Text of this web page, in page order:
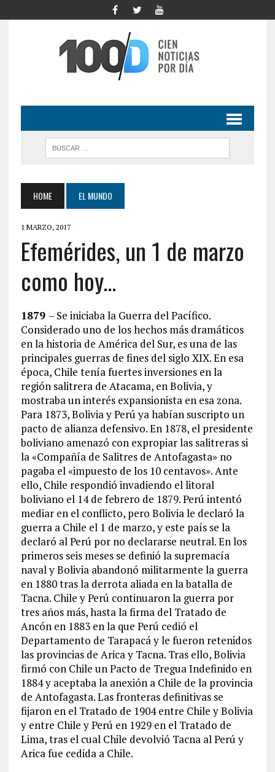
HOME EL MUNDO
1 MARZO, 2017
Efemérides, un 1 de marzo
como hoy…
1879 – Se iniciaba la Guerra del Pacífico.
Considerado uno de los hechos más dramáticos
en la historia de América del Sur, es una de las
principales guerras de fines del siglo XIX. En esa
época, Chile tenía fuertes inversiones en la
región salitrera de Atacama, en Bolivia, y
mostraba un interés expansionista en esa zona.
Para 1873, Bolivia y Perú ya habían suscripto un
pacto de alianza defensivo. En 1878, el presidente
boliviano amenazó con expropiar las salitreras si
la «Compañía de Salitres de Antofagasta» no
pagaba el «impuesto de los 10 centavos». Ante
ello, Chile respondió invadiendo el litoral
boliviano el 14 de febrero de 1879. Perú intentó
mediar en el conflicto, pero Bolivia le declaró la
guerra a Chile el 1 de marzo, y este país se la
declaró al Perú por no declararse neutral. En los
primeros seis meses se definió la supremacía
naval y Bolivia abandonó militarmente la guerra
en 1880 tras la derrota aliada en la batalla de
Tacna. Chile y Perú continuaron la guerra por
tres años más, hasta la firma del Tratado de
Ancón en 1883 en la que Perú cedió el
Departamento de Tarapacá y le fueron retenidos
las provincias de Arica y Tacna. Tras ello, Bolivia
firmó con Chile un Pacto de Tregua Indefinido en
1884 y aceptaba la anexión a Chile de la provincia
de Antofagasta. Las fronteras definitivas se
fijaron en el Tratado de 1904 entre Chile y Bolivia
y entre Chile y Perú en 1929 en el Tratado de
Lima, tras el cual Chile devolvió Tacna al Perú y
Arica fue cedida a Chile.